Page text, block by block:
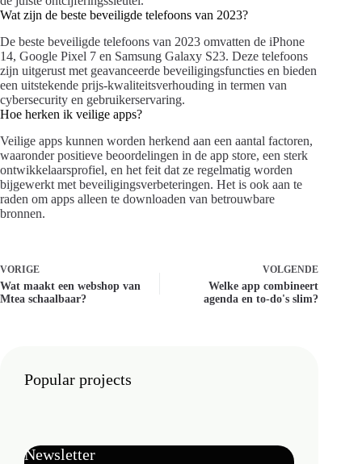
Wat zijn de beste beveiligde telefoons van 2023?
De beste beveiligde telefoons van 2023 omvatten de iPhone
14, Google Pixel 7 en Samsung Galaxy S23. Deze telefoons
zijn uitgerust met geavanceerde beveiligingsfuncties en bieden
een uitstekende prijs-kwaliteitsverhouding in termen van
cybersecurity en gebruikerservaring.
Hoe herken ik veilige apps?
Veilige apps kunnen worden herkend aan een aantal factoren,
waaronder positieve beoordelingen in de app store, een sterk
ontwikkelaarsprofiel, en het feit dat ze regelmatig worden
bijgewerkt met beveiligingsverbeteringen. Het is ook aan te
raden om apps alleen te downloaden van betrouwbare
bronnen.
VORIGE
Wat maakt een webshop van
Mtea schaalbaar?
VOLGENDE
Welke app combineert
agenda en to-do's slim?
Popular projects
Newsletter